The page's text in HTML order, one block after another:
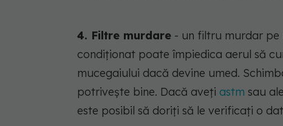
4. Filtre murdare - un filtru murdar pe
condiționat poate împiedica aerul să
mucegaiului dacă devine umed.
potrivește bine. Dacă aveți astm sau
este posibil să doriți să le verificați o